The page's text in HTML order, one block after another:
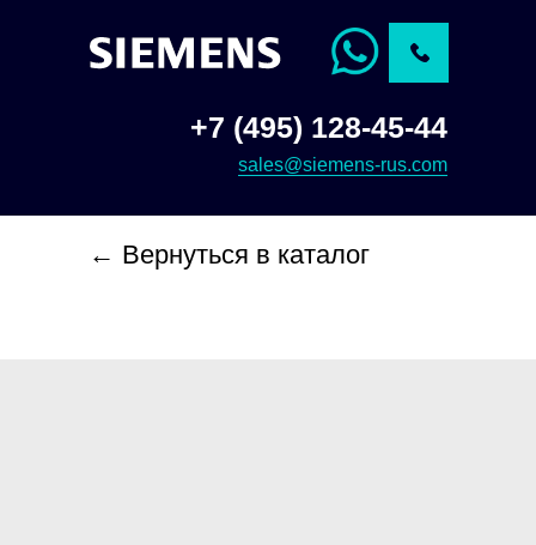
+7 (495) 128-45-44
sales@siemens-rus.com
← Вернуться в каталог